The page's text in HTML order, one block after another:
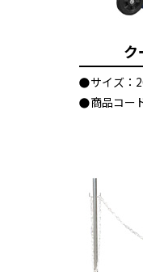
ク
サイズ：
商品コー